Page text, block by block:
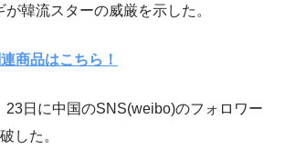
韓流スターの威厳を示した。
商品はこちら！
23日に中国のSNS(weibo)のフォロワー
した。